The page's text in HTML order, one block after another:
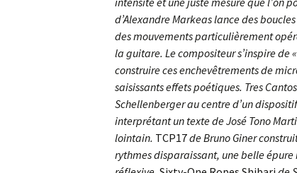
d’Alexandre Markeas lance des
des mouvements particulièrement
la guitare. Le compositeur s’inspire de
construire ces enchevêtrements de
saisissants effets poétiques. Tres
Schellenberger au centre d’un
interprétant un texte de José Tono
lointain. TCP17de Bruno Giner
rythmes disparaissant, une belle